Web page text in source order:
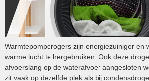
Warmtepompdrogers zijn energiezuiniger en
warme lucht te hergebruiken. Ook deze
afvoerslang op de waterafvoer aangesloten
zit vaak op dezelfde plek als bij